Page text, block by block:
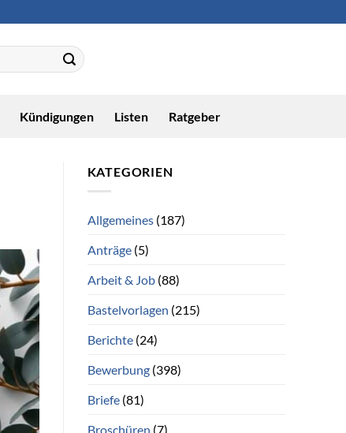
Kündigungen Listen Ratgeber
KATEGORIEN
Allgemeines(187)
Anträge(5)
Arbeit & Job(88)
Bastelvorlagen (215)
Berichte(24)
Bewerbung(398)
Briefe(81)
Broschüren (7)